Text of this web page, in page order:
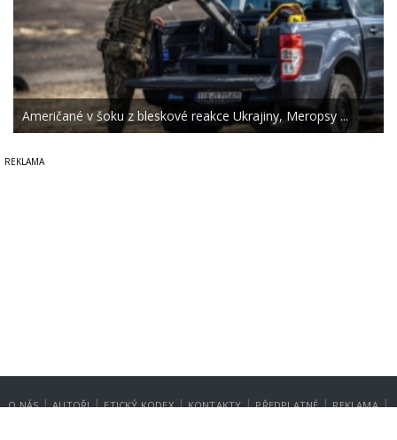
Američané v šoku z bleskové reakce Ukrajiny, Meropsy ...
O NÁS | AUTOŘI | ETICKÝ KODEX | KONTAKTY | PŘEDPLATNÉ | REKLAMA |